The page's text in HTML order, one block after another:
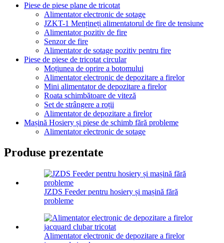
Piese de piese plane de tricotat
Alimentator electronic de sotage
JZKT-1 Mențineți alimentatorul de fire de tensiune
Alimentator pozitiv de fire
Senzor de fire
Alimentator de sotage pozitiv pentru fire
Piese de piese de tricotat circular
Moțiunea de oprire a botomului
Alimentator electronic de depozitare a firelor
Mini alimentator de depozitare a firelor
Roata schimbătoare de viteză
Set de strângere a roții
Alimentator de depozitare a firelor
Mașină Hosiery și piese de schimb fără probleme
Alimentator electronic de sotage
Produse prezentate
JZDS Feeder pentru hosiery și mașină fără
probleme
Alimentator electronic de depozitare a firelor